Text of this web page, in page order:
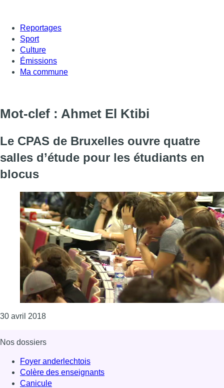
Reportages
Sport
Culture
Émissions
Ma commune
Mot-clef : Ahmet El Ktibi
Le CPAS de Bruxelles ouvre quatre
salles d’étude pour les étudiants en
blocus
30 avril 2018Consulter l'article "Le CPAS de Bruxelles ouvre
Nos dossiers
Foyer anderlechtois
Colère des enseignants
Canicule